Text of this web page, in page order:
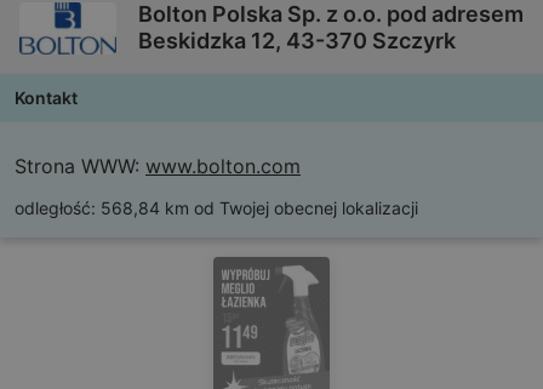
Bolton Polska Sp. z o.o. pod adresem
Beskidzka 12, 43-370 Szczyrk
Kontakt
Strona WWW: www.bolton.com
odległość: 568,84 km od Twojej obecnej lokalizacji